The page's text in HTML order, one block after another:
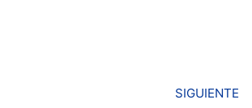
SIGUIENTE